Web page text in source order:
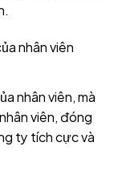
nhân viên, mà
viên, đóng
ty tích cực và